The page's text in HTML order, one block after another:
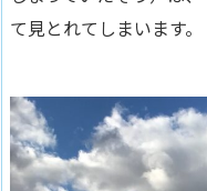
て見とれてしまいます。